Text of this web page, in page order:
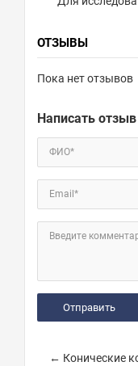
ОТЗЫВЫ
Пока нет отзывов
Написать отзыв
ФИО*
Email*
Введите
← Конические